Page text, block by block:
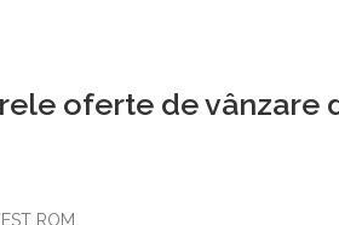
oferte de vânzare
ROM